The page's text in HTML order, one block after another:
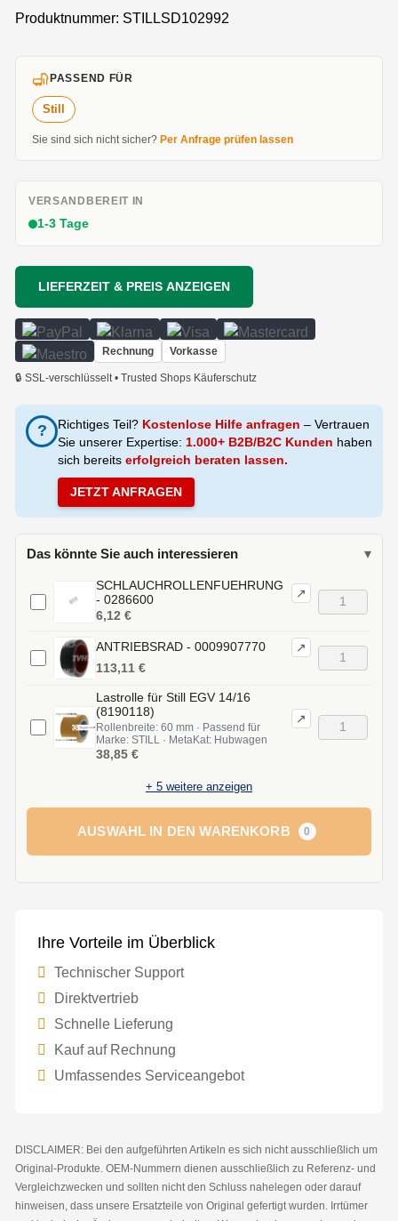
Produktnummer: STILLSD102992
PASSEND FÜR
Still
Sie sind sich nicht sicher? Per Anfrage prüfen lassen
VERSANDBEREIT IN
1-3 Tage
LIEFERZEIT & PREIS ANZEIGEN
Rechnung Vorkasse
🔒 SSL-verschlüsselt • Trusted Shops Käuferschutz
? Richtiges Teil? Kostenlose Hilfe anfragen – Vertrauen
Sie unserer Expertise: 1.000+ B2B/B2C Kunden haben
sich bereits erfolgreich beraten lassen.
JETZT ANFRAGEN
Das könnte Sie auch interessieren ▾
SCHLAUCHROLLENFUEHRUNG
- 0286600
↗
6,12 €
ANTRIEBSRAD - 0009907770 ↗
113,11 €
Lastrolle für Still EGV 14/16
(8190118)
Rollenbreite: 60 mm · Passend für
Marke: STILL · MetaKat: Hubwagen
↗
38,85 €
+ 5 weitere anzeigen
AUSWAHL IN DEN WARENKORB 0
Ihre Vorteile im Überblick
Technischer Support
Direktvertrieb
Schnelle Lieferung
Kauf auf Rechnung
Umfassendes Serviceangebot
DISCLAIMER: Bei den aufgeführten Artikeln es sich nicht ausschließlich um
Original-Produkte. OEM-Nummern dienen ausschließlich zu Referenz- und
Vergleichzwecken und sollten nicht den Schluss nahelegen oder darauf
hinweisen, dass unsere Ersatzteile von Original gefertigt wurden. Irrtümer